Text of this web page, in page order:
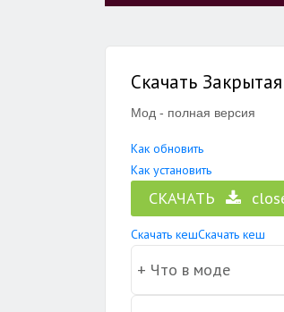
Скачать
Мод - полная версия
Как обновить
Как установить
СКАЧАТЬ
Скачать кешСкачать кеш